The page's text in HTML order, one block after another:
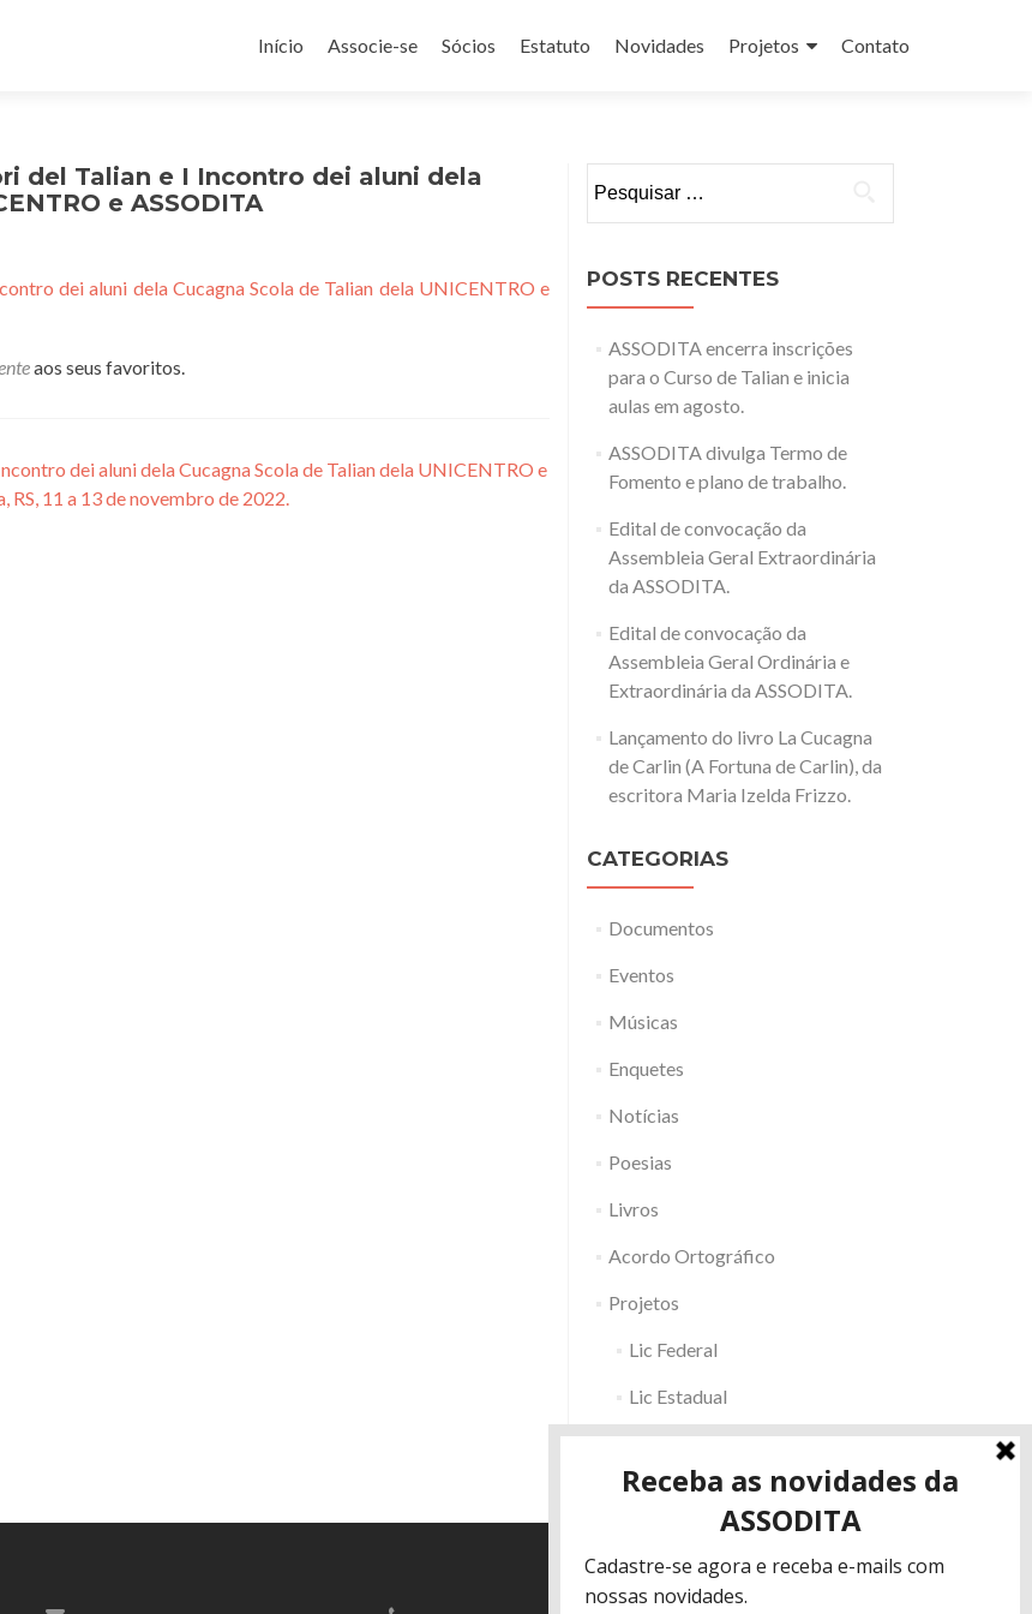
para
Início Associe-se Sócios Estatuto Novidades Projetos Contato
del Talian e I Incontro dei aluni dela
e ASSODITA
dei aluni dela Cucagna Scola de Talian dela UNICENTRO e
aos seus favoritos.
dei aluni dela Cucagna Scola de Talian dela UNICENTRO e
RS, 11 a 13 de novembro de 2022.
por:
POSTS RECENTES
ASSODITA encerra inscrições
para o Curso de Talian e inicia
aulas em agosto.
ASSODITA divulga Termo de
Fomento e plano de trabalho.
Edital de convocação da
Assembleia Geral Extraordinária
da ASSODITA.
Edital de convocação da
Assembleia Geral Ordinária e
Extraordinária da ASSODITA.
Lançamento do livro La Cucagna
de Carlin (A Fortuna de Carlin), da
escritora Maria Izelda Frizzo.
CATEGORIAS
Documentos
Eventos
Músicas
Enquetes
Notícias
Poesias
Livros
Acordo Ortográfico
Projetos
Lic Federal
Lic Estadual
Fac RS
Outros